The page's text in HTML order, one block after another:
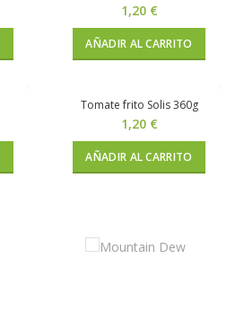
1,20 €
AÑADIR AL CARRITO
Tomate frito Solis 360g
1,20 €
AÑADIR AL CARRITO